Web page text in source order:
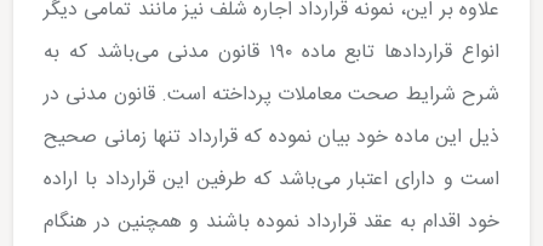
علاوه بر این، نمونه قرارداد اجاره شلف نیز مانند تمامی دیگر
انواع قراردادها تابع ماده ۱۹۰ قانون مدنی می‌باشد که به
شرح شرایط صحت معاملات پرداخته است. قانون مدنی در
ذیل این ماده خود بیان نموده که قرارداد تنها زمانی صحیح
است و دارای اعتبار می‌باشد که طرفین این قرارداد با اراده
خود اقدام به عقد قرارداد نموده باشند و همچنین در هنگام